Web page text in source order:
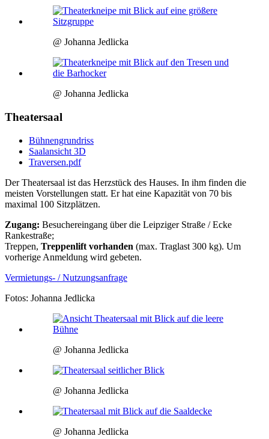
@ Johanna Jedlicka
@ Johanna Jedlicka
Theatersaal
Bühnengrundriss
Saalansicht 3D
Traversen.pdf
Der Theatersaal ist das Herzstück des Hauses. In ihm finden die
meisten Vorstellungen statt. Er hat eine Kapazität von 70 bis
maximal 100 Sitzplätzen.
Zugang: Besuchereingang über die Leipziger Straße / Ecke
Rankestraße;
Treppen, Treppenlift vorhanden (max. Traglast 300 kg). Um
vorherige Anmeldung wird gebeten.
Vermietungs- / Nutzungsanfrage
Fotos: Johanna Jedlicka
@ Johanna Jedlicka
@ Johanna Jedlicka
@ Johanna Jedlicka